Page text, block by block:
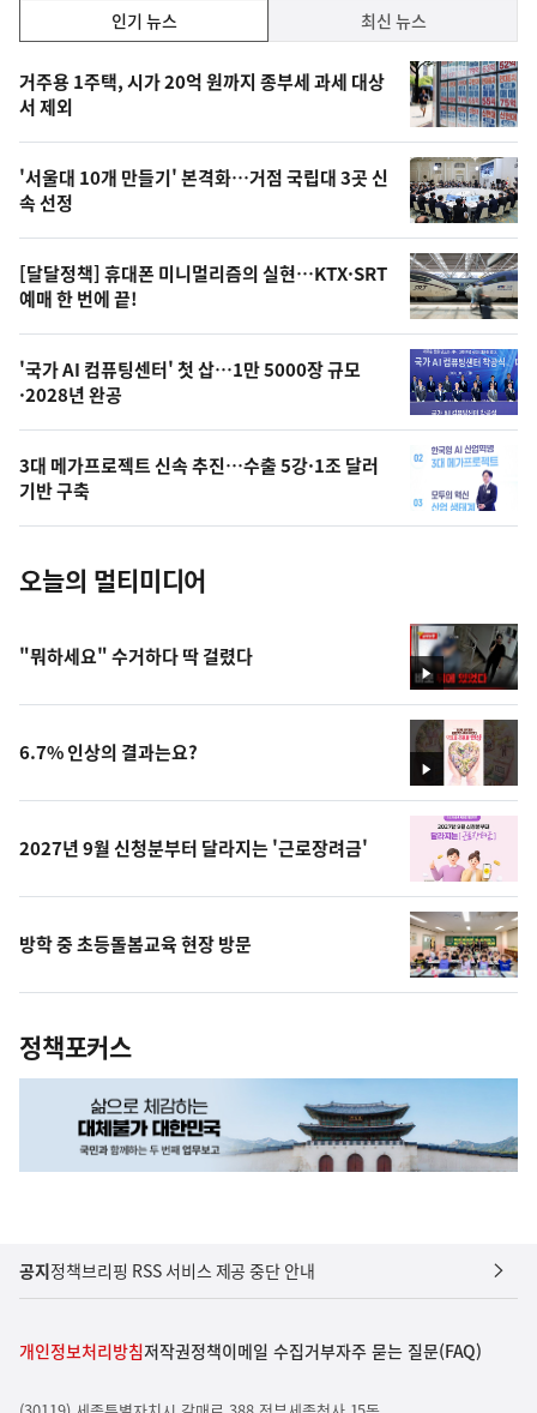
기,
최
신,
오
늘
의
영
상
오
늘
사
진
인기 뉴스 최신 뉴스
기
뉴
스
거주용 1주택, 시가 20억 원까지 종부세 과세 대상
서 제외
'서울대 10개 만들기' 본격화…거점 국립대 3곳 신
속 선정
[달달정책] 휴대폰 미니멀리즘의 실현…KTX·SRT
예매 한 번에 끝!
'국가 AI 컴퓨팅센터' 첫 삽…1만 5000장 규모
·2028년 완공
3대 메가프로젝트 신속 추진…수출 5강·1조 달러
기반 구축
오늘의 멀티미디어
영
상
"뭐하세요" 수거하다 딱 걸렸다
영
상
6.7% 인상의 결과는요?
2027년 9월 신청분부터 달라지는 '근로장려금'
방학 중 초등돌봄교육 현장 방문
정책포커스
공지정책브리핑 RSS 서비스 제공 중단 안내
개인정보처리방침저작권정책이메일 수집거부자주 묻는 질문(FAQ)